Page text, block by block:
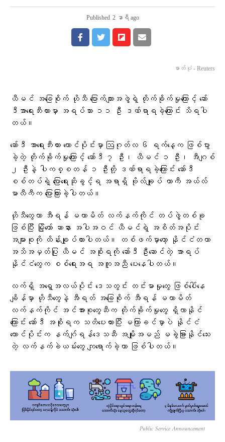
Published 2 နာရီ ago
ဓာတ်ပုံ - Reuters
ယီမင် အခြေစိုက် ဟိုသီ ပြောက်ကျားအဖွဲ့ရဲ့ တိုက်ခိုက်မှုကြောင့် ဆော်
ဒီအာရေးဘီးယားမှာ အရပ်သား ၁၁ ဦး ဒဏ်ရာရခဲ့ကြောင်း သိရပါ
တယ်။
ဆော်ဒီ အာရေးဘီးယား တောင်ပိုင်းမှာ ဩဂုတ်လ ၆ ရက်နေ့က ဖြစ်ပွား
ခဲ့တဲ့ တိုက်ခိုက်မှုကြောင့် ဆော်ဒီ ၇ ဦး၊ ယီမင် ၁ ဦး၊ အီဂျစ်
၂ ဦးနဲ့ ပါကစ္စတန် ၁ ဦးတို့ ဒဏ်ရာရခဲ့ကြောင်း ဆော်ဒီ
စစ်တပ်ရဲ့ ပြောရေးဆိုခွင့်ရ အရာရှိ ဗိုလ်ချုပ် တာကီ အယ်လ်
မာလီကီက ပြောကြားခဲ့ပါတယ်။
ဟိုသီတွေဟာ အီရန် မဟာမိတ် လက်နက်ကိုင် တပ်ဖွဲ့တစ်ခု
ဖြစ်ပြီး မြို့တော် ဆာနား အပါအဝင် ယီမင်ရဲ့ အစိတ်အပိုင်း
အများစုကို ထိန်းချုပ်ထားပါတယ်။ တစ်ဖက်မှာတော့ နိုင်ငံတကာ
အသိအမှတ်ပြု ယီမင် အစိုးရကို ဆော်ဒီ ဦးဆောင်တဲ့ အာရပ်
နိုင်ငံတွေက စစ်ရေးအရ အကူအညီ ပေးနေပါတယ်။
လက်ရှိ အရှေ့အလယ်ပိုင်း ဒေသတွင်း တင်းမာမှုတွေ ဖြစ်ပေါ်နေ
ချိန်မှာ ဟိုသီတွေနဲ့ အီရတ် အခြေစိုက် အီရန် မဟာမိတ်
လက်နက်ကိုင် အင်အားစုတွေဆီက တိုက်ခိုက်မှုတွေ ရှိလာနိုင်
ကြောင်း ဆော်ဒီ အစိုးရက သတိပေးထားပြီး မကြာခင်မှာပဲ နိုင်ငံ
တောင်ပိုင်းက နက်ဂျ်ရန်ဒေသဆီ အမျိုးအမည် မခွဲခြားနိုင်သေး
တဲ့ လက်နက်ခဲယမ်းတွေ ကျရောက်ခဲ့တာ ဖြစ်ပါတယ်။
Public Service Announcement